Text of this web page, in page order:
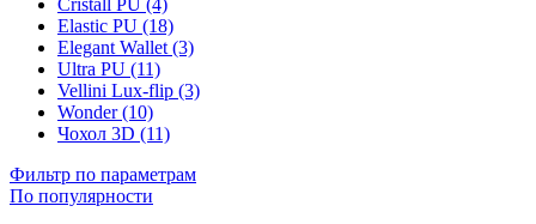
Elastic PU (18)
Elegant Wallet (3)
Ultra PU (11)
Vellini Lux-flip (3)
Wonder (10)
Чохол 3D (11)
Фильтр по параметрам
По популярности